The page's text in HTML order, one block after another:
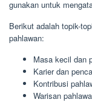
gunakan untuk
Berikut adalah topik-
pahlawan:
Masa kecil dan
Karier dan
Kontribusi
Warisan